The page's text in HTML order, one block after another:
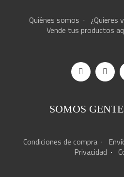
Quiénes somos · ¿Quieres
Vende tus productos
SOMOS
Condiciones de compra·
Privacidad ·